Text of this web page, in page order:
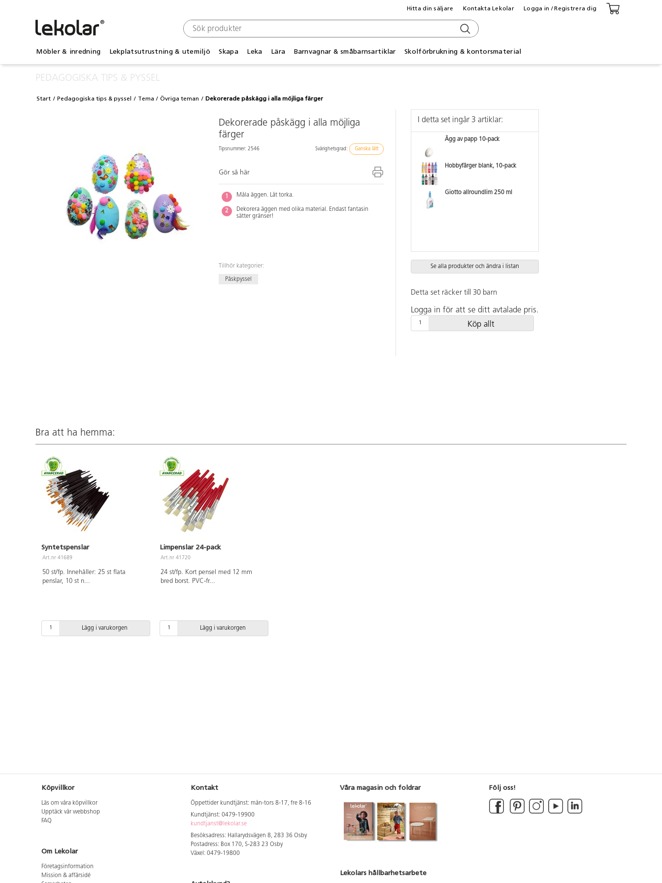
Möbler & inredning Lekplatsutrustning & utemiljö Skapa Leka Lära Barnvagnar & småbarnsartiklar Skolförbrukning & kontorsmaterial
Hitta din säljare Kontakta Lekolar Logga in / Registrera dig
PEDAGOGISKA TIPS & PYSSEL
Start Pedagogiska tips & pyssel Tema Övriga teman Dekorerade påskägg i alla möjliga färger
Dekorerade påskägg i alla möjliga
färger
Tipsnummer: 2546 Svårighetsgrad: Ganska lätt
Gör så här
Måla äggen. Låt torka.
Dekorera äggen med olika material. Endast fantasin
sätter gränser!
Tillhör kategorier:
Påskpyssel
I detta set ingår 3 artiklar:
Ägg av papp 10-pack
Hobbyfärger blank, 10-pack
Giotto allroundlim 250 ml
Se alla produkter och ändra i listan
Detta set räcker till 30 barn
Logga in för att se ditt avtalade pris.
Köp allt
Bra att ha hemma:
Syntetspenslar
Art.nr 41689
50 st/fp. Innehåller: 25 st flata
penslar, 10 st n...
Lägg i varukorgen
Limpenslar 24-pack
Art.nr 41720
24 st/fp. Kort pensel med 12 mm
bred borst. PVC-fr...
Lägg i varukorgen
Köpvillkor
Läs om våra köpvillkor
Upptäck vår webbshop
FAQ
Om Lekolar
Företagsinformation
Mission & affärsidé
Kontakt
Öppettider kundtjänst: mån-tors 8-17, fre 8-16
Kundtjänst: 0479-19900
kundtjanst@lekolar.se
Besöksadress: Hallarydsvägen 8, 283 36 Osby
Postadress: Box 170, S-283 23 Osby
Växel: 0479-19800
Våra magasin och foldrar
Lekolars hållbarhetsarbete
Följ oss!